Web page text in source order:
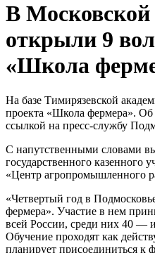
В Московской
открыли 9
«Школа
На базе Тимирязевской
проекта «Школа фермера».
ссылкой на пресс-службу
С напутственными словами
государственного казенного
«Центр агропромышленного
«Четвертый год в
фермера». Участие в нем
всей России, среди них 40 —
Обучение проходят как
планирует присоединиться к